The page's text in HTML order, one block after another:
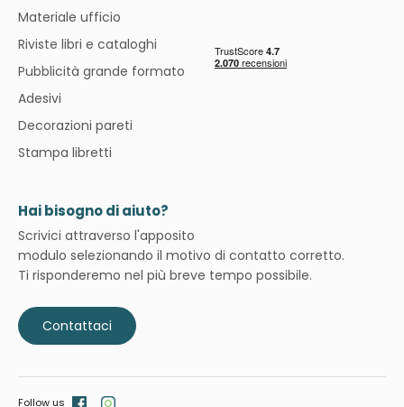
Materiale ufficio
Riviste libri e cataloghi
Pubblicità grande formato
Adesivi
Decorazioni pareti
Stampa libretti
Hai bisogno di aiuto?
Scrivici attraverso l'apposito
modulo selezionando il motivo di contatto corretto.
Ti risponderemo nel più breve tempo possibile.
Contattaci
Follow us